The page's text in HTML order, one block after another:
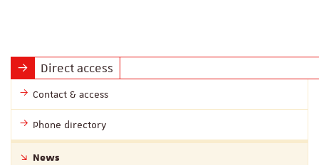
Direct access
Contact & access
Phone directory
News